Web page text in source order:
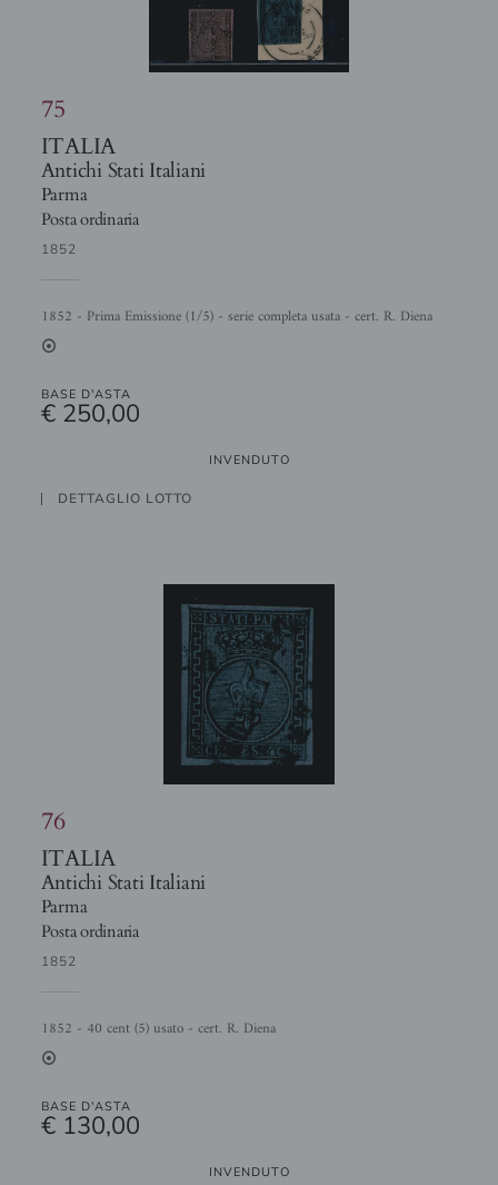
75
ITALIA
Antichi Stati Italiani
Parma
Posta ordinaria
1852
1852 - Prima Emissione (1/5) - serie completa usata - cert. R. Diena
2
BASE D'ASTA
€ 250,00
INVENDUTO
DETTAGLIO LOTTO
76
ITALIA
Antichi Stati Italiani
Parma
Posta ordinaria
1852
1852 - 40 cent (5) usato - cert. R. Diena
2
BASE D'ASTA
€ 130,00
INVENDUTO